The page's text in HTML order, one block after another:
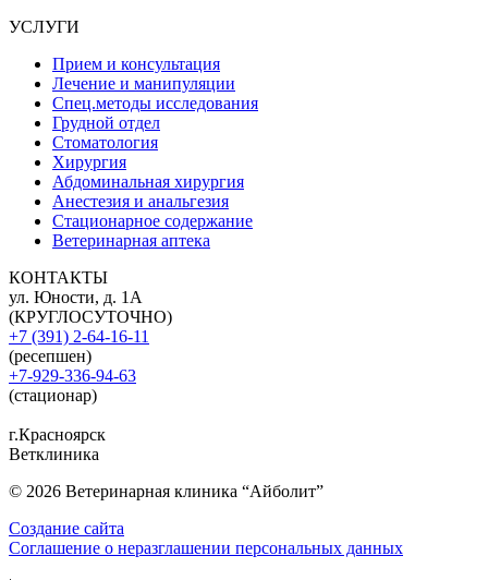
УСЛУГИ
Прием и консультация
Лечение и манипуляции
Спец.методы исследования
Грудной отдел
Стоматология
Хирургия
Абдоминальная хирургия
Анестезия и анальгезия
Стационарное содержание
Ветеринарная аптека
КОНТАКТЫ
ул. Юности, д. 1А
(КРУГЛОСУТОЧНО)
+7 (391) 2-64-16-11
(ресепшен)
+7-929-336-94-63
(стационар)
г.Красноярск
Ветклиника
© 2026 Ветеринарная клиника “Айболит”
Создание сайта
Соглашение о неразглашении персональных данных